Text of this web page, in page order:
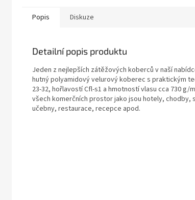
Popis Diskuze
Detailní popis produktu
Jeden z nejlepších zátěžových koberců v naší
hutný polyamidový velurový koberec s praktickým
23-32, hořlavostí Cfl-s1 a hmotností vlasu cca 730
všech komerčních prostor jako jsou hotely,
učebny, restaurace, recepce apod.